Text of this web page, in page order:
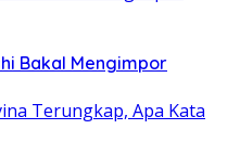
Bakal Mengimpor